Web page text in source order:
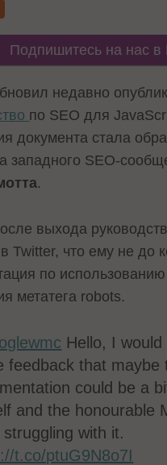
Подпишитесь на нас в
недавно
по SEO для
документа стала
западного SEO-
.
выхода
Twitter, что ему не до
по
метатега robots.
Hello, I
feedback that maybe
could be a
and the honourable
struggling with it.
t.co/ptuG9N8o7I